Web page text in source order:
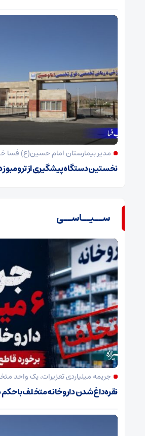
مدیر بیمارستان امام حسین(ع) فسا
نخستین دستگاه پیشگیری از ترومبوز
ســیــاســی
جریمه میلیاردی تعزیرات، یک واحد
نقره‌داغ شدن داروخانه متخلف با